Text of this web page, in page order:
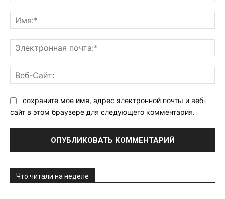
сохраните мое имя, адрес электронной почты и веб-
сайт в этом браузере для следующего комментария.
Что читали на неделе